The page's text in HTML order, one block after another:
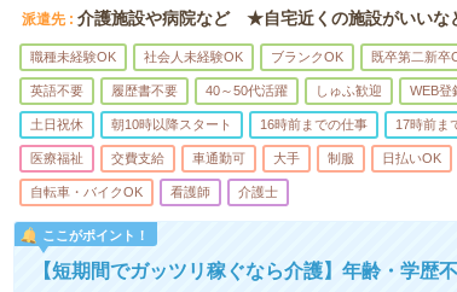
派遣先 介護施設や病院など ★自宅近くの施設がいいな
職種未経験OK 社会人未経験OK ブランクOK 既卒第二新卒
英語不要 履歴書不要 40～50代活躍 しゅふ歓迎 WEB登
土日祝休 朝10時以降スタート 16時前までの仕事 17時前ま
医療福祉 交費支給 車通勤可 大手 制服 日払いOK
自転車・バイクOK 看護師 介護士
ここがポイント！
【短期間でガッツリ稼ぐなら介護】年齢・学歴